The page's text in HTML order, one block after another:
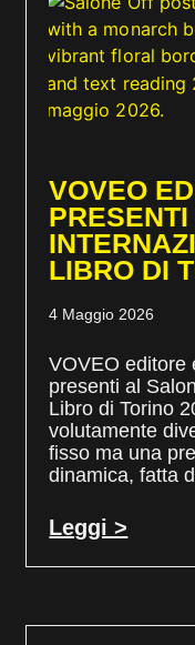
VOVEO
LIBRO DI
4 Maggio 2026
VOVEO editore
presenti al
Libro di Torino
volutamente
fisso ma una
dinamica, fatta
Leggi >